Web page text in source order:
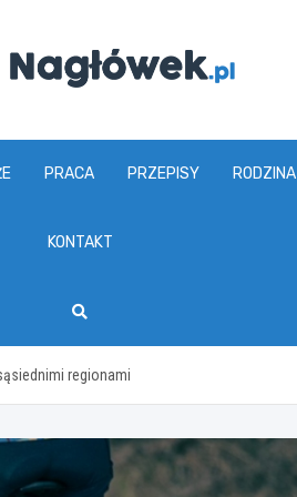
PRACA PRZEPISY RODZINA
KONTAKT
regionami